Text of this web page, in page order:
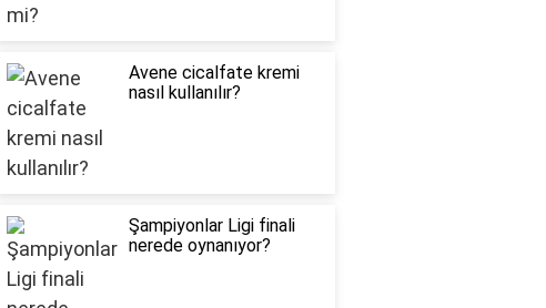
Avene cicalfate kremi
nasıl kullanılır?
Şampiyonlar Ligi finali
nerede oynanıyor?